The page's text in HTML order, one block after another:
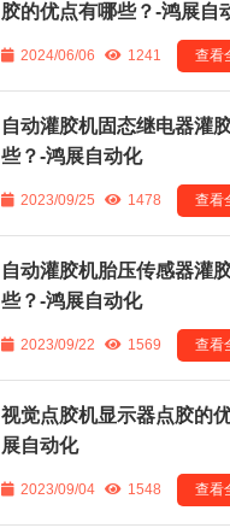
胶的优点有哪些？-鸿展自
2024/06/06 1241 查看
自动灌胶机固态继电器灌
些？-鸿展自动化
2023/09/25 1478 查看
自动灌胶机胎压传感器灌
些？-鸿展自动化
2023/09/22 1569 查看
视觉点胶机显示器点胶的
展自动化
2023/09/04 1548 查看